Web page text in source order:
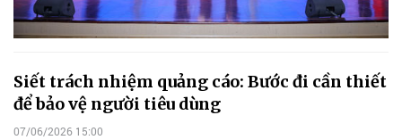
Siết trách nhiệm quảng cáo: Bước đi cần thiết
để bảo vệ người tiêu dùng
07/06/2026 15:00